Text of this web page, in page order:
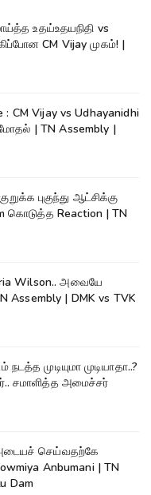
உதய்உதயநிதி vs
CM Vijay முகம்! |
: CM Vijay vs Udhayanidhi
மோதல் | TN Assembly |
புகுந்து ஆட்சிக்கு
கொடுத்த Reaction | TN
Wilson.. அவையே
Assembly | DMK vs TVK
முடியுமா முடியாதா..?
சமாளித்த அமைச்சர்
அடையச் செய்வதற்கே
Anbumani | TN
Dam